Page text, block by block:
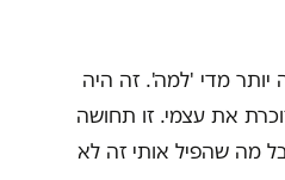
יותר מדי 'למה'. זה היה
את עצמי. זו תחושה
מה שהפיל אותי זה לא